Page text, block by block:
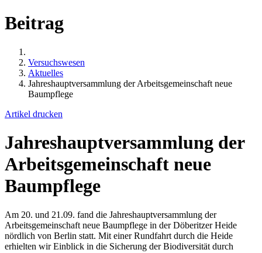
Beitrag
Versuchswesen
Aktuelles
Jahreshauptversammlung der Arbeitsgemeinschaft neue
Baumpflege
Artikel drucken
Jahreshauptversammlung der
Arbeitsgemeinschaft neue
Baumpflege
Am 20. und 21.09. fand die Jahreshauptversammlung der
Arbeitsgemeinschaft neue Baumpflege in der Döberitzer Heide
nördlich von Berlin statt. Mit einer Rundfahrt durch die Heide
erhielten wir Einblick in die Sicherung der Biodiversität durch